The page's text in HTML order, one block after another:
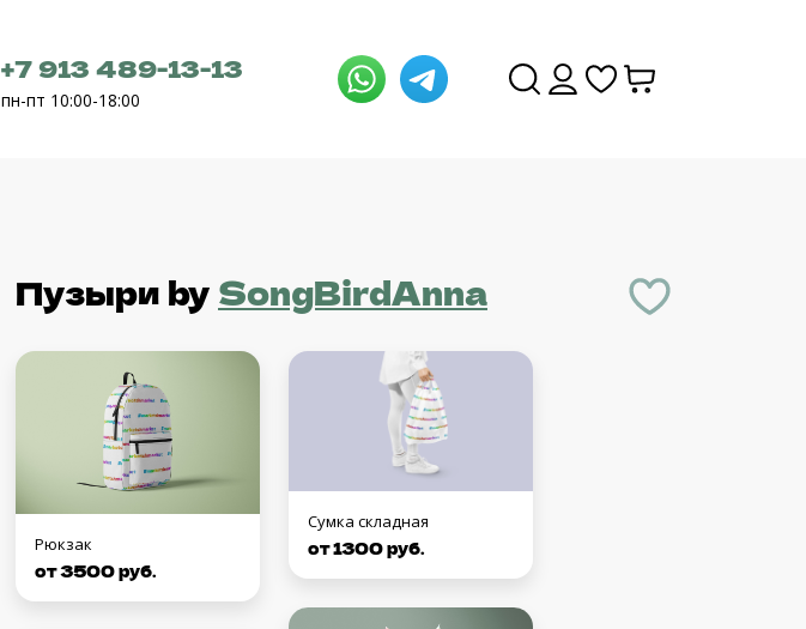
+7 913 489-13-13
пн-пт 10:00-18:00
Пузыри by SongBirdAnna
Рюкзак
от 3500 руб.
Сумка складная
от 1300 руб.